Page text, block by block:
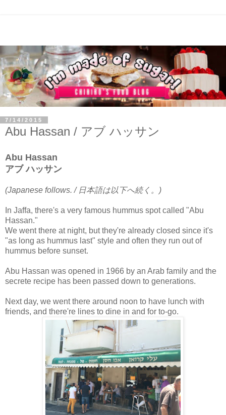
7/14/2015
Abu Hassan / アブ ハッサン
Abu Hassan
アブ ハッサン
(Japanese follows. / 日本語は以下へ続く。)
In Jaffa, there's a very famous hummus spot called "Abu
Hassan."
We went there at night, but they're already closed since it's
"as long as hummus last" style and often they run out of
hummus before sunset.
Abu Hassan was opened in 1966 by an Arab family and the
secrete recipe has been passed down to generations.
Next day, we went there around noon to have lunch with
friends, and there're lines to dine in and for to-go.